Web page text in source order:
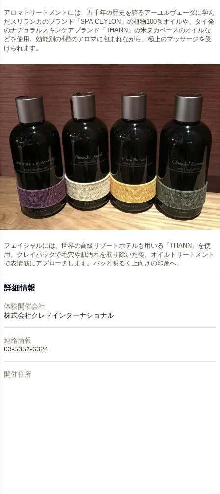
アロマトリートメントには、五千年の歴史を誇るアーユルヴェーダに学ん
だスリランカのブランド「SPA CEYLON」の植物100％オイルや、タイ発
のナチュラルスキンケアブランド「THANN」の米ヌカベースのオイルな
どを使用。効能別の4種のアロマに包まれながら、極上のマッサージを受
けられます。
フェイシャルには、世界の高級リゾートホテルも用いる「THANN」を使
用。クレイパックで毛穴や肌汚れを取り除いた後、オイルトリートメント
で表情筋にアプローチします。パッと明るく上向きの印象へ。
詳細情報
体験開催会社
株式会社クレドインターナショナル
連絡情報
03-5352-6324
開催住所